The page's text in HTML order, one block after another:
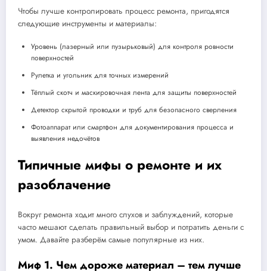
Чтобы лучше контролировать процесс ремонта, пригодятся
следующие инструменты и материалы:
Уровень (лазерный или пузырьковый) для контроля ровности
поверхностей
Рулетка и угольник для точных измерений
Тёплый скотч и маскировочная лента для защиты поверхностей
Детектор скрытой проводки и труб для безопасного сверления
Фотоаппарат или смартфон для документирования процесса и
выявления недочётов
Типичные мифы о ремонте и их
разоблачение
Вокруг ремонта ходит много слухов и заблуждений, которые
часто мешают сделать правильный выбор и потратить деньги с
умом. Давайте разберём самые популярные из них.
Миф 1. Чем дороже материал – тем лучше